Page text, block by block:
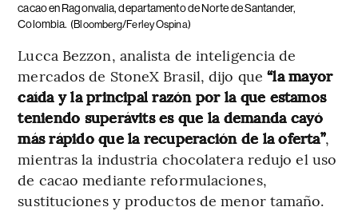
cacao en Ragonvalia, departamento de Norte de Santander,
Colombia. (Bloomberg/Ferley Ospina)
Lucca Bezzon, analista de inteligencia de
mercados de StoneX Brasil, dijo que “la mayor
caída y la principal razón por la que estamos
teniendo superávits es que la demanda cayó
más rápido que la recuperación de la oferta”,
mientras la industria chocolatera redujo el uso
de cacao mediante reformulaciones,
sustituciones y productos de menor tamaño.